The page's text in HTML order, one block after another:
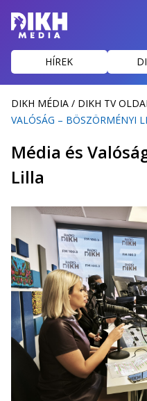
HÍREK
DIKH MÉDIA / DIKH TV
VALÓSÁG – BÖSZÖRMÉNYI
Média és
Lilla